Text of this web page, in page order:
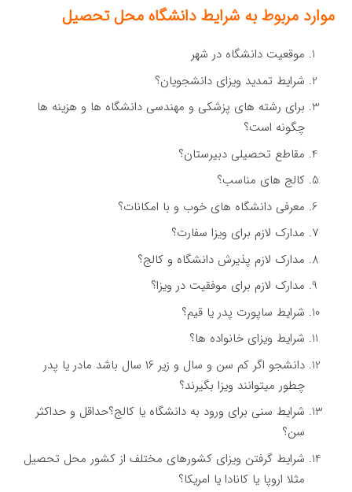
موارد مربوط به شرایط دانشگاه محل تحصیل
موقعیت دانشگاه در شهر
شرایط تمدید ویزای دانشجویان؟
برای رشته های پزشکی و مهندسی دانشگاه ها و هزینه ها
چگونه است؟
مقاطع تحصیلی دبیرستان؟
کالج های مناسب؟
معرفی دانشگاه های خوب و با امکانات؟
مدارک لازم برای ویزا سفارت؟
مدارک لازم پذیرش دانشگاه و کالج؟
مدارک لازم برای موفقیت در ویزا؟
شرایط ساپورت پدر یا قیم؟
شرایط ویزای خانواده ها؟
دانشجو اگر کم سن و سال و زیر ۱۶ سال باشد مادر یا پدر
چطور میتوانند ویزا بگیرند؟
شرایط سنی برای ورود به دانشگاه یا کالج؟حداقل و حداکثر
سن؟
شرایط گرفتن ویزای کشورهای مختلف از کشور محل تحصیل
مثلا اروپا یا کانادا یا امریکا؟